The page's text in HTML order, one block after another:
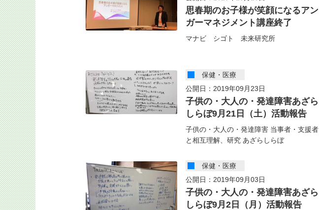
思春期のお子様が笑顔になるアン
ガーマネジメント講座終了
マナビ シゴト 未来研究所
保健・医療
公開日：2019年09月23日
子供の・大人の・発達障害あざら
しらぼ9月21日（土）活動報告
子供の・大人の・発達障害 当事者・支援者
と相互理解、研究 あざらしらぼ
保健・医療
公開日：2019年09月03日
子供の・大人の・発達障害あざら
しらぼ9月2日（月）活動報告